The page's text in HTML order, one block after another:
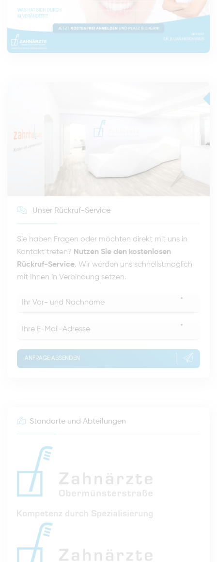
Unser Rückruf-Service
Sie haben Fragen oder möchten direkt mit uns in
Kontakt treten? Nutzen Sie den kostenlosen
Rückruf-Service. Wir werden uns schnellstmöglich
mit Ihnen in Verbindung setzen.
*
*
ANFRAGE ABSENDEN
Standorte und Abteilungen